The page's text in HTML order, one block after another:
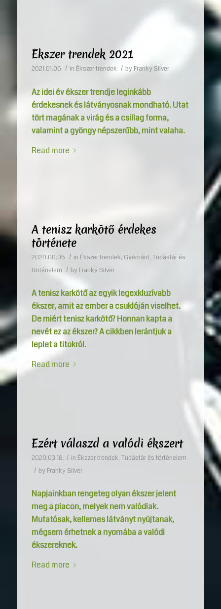
Ékszer trendek 2021
2021.01.06. / in Ékszer trendek / byFranky Silver
Az idei év ékszer trendje leginkább
érdekesnek és látványosnak mondható. Utat
tört magának a virág és a csillag forma,
valamint a gyöngy népszerűbb, mint valaha.
Read more
A tenisz karkötő érdekes
története
2020.08.05. / in Ékszer trendek, Gyémánt, Tudástár és
történelem / by Franky Silver
A tenisz karkötő az egyik legexkluzívabb
ékszer, amit az ember a csuklóján viselhet.
De miért tenisz karkötő? Honnan kapta a
nevét ez az ékszer? A cikkben lerántjuk a
leplet a titokról.
Read more
Ezért válaszd a valódi ékszert
2020.03.18. / in Ékszer trendek, Tudástár és történelem
/ by Franky Silver
Napjainkban rengeteg olyan ékszer jelent
meg a piacon, melyek nem valódiak.
Mutatósak, kellemes látványt nyújtanak,
mégsem érhetnek a nyomába a valódi
ékszereknek.
Read more